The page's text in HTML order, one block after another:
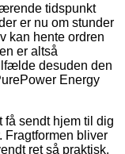
tidspunkt
er nu om stunder
kan hente ordren
er altså
desuden den
Energy
sendt hjem til dig
Fragtformen bliver
ret så praktisk.